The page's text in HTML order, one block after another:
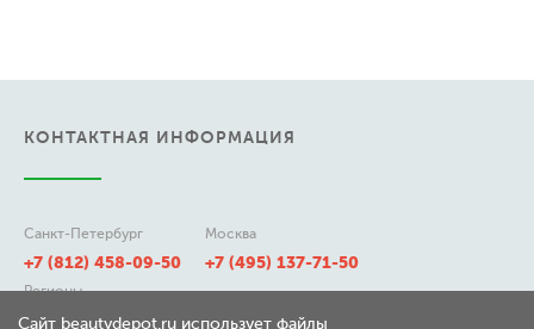
КОНТАКТНАЯ ИНФОРМАЦИЯ
Санкт-Петербург
+7 (812) 458-09-50
Москва
+7 (495) 137-71-50
Регионы
8 (800) 511-21-50
Сайт beautydepot.ru использует файлы